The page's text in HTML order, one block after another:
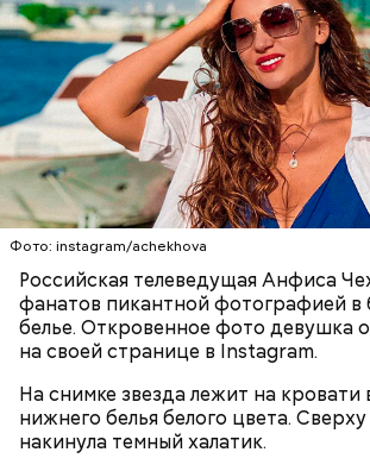
Фото: instagram/achekhova
Российская телеведущая Анфиса
фанатов пикантной фотографией
белье. Откровенное фото девушка
на своей странице в Instagram.
На снимке звезда лежит на кровати
нижнего белья белого цвета.
накинула темный халатик.
— Может пробить заряд на
себя очень осторожно, будто
зверя, затаиться, — добавил
Одним из запоминающихся
для Макеева стал футбольный матч
киевским «Динамо» и мадридским
который состоялся 3 мая в Киеве.
в палатках в лесу около Варовичей,
от Припяти. А солдатам очень
трансляцию матча. Макеев поехал
партийной организации колхоза и
О, всесвятый Николае, угодниче
Господень, теплый наш заступниче,
скорбех скорый помощниче!